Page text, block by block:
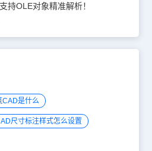
持OLE对象精准解析！
CAD是什么
尺寸标注样式怎么设置